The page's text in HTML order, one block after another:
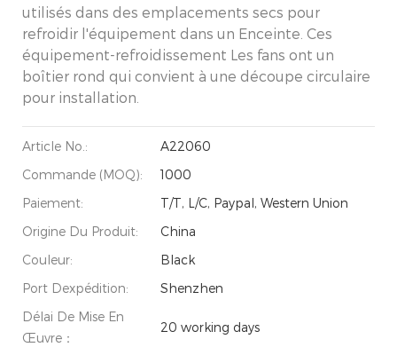
utilisés dans des emplacements secs pour
refroidir l'équipement dans un Enceinte. Ces
équipement-refroidissement Les fans ont un
boîtier rond qui convient à une découpe circulaire
pour installation.
Article No.:
A22060
Commande (MOQ):
1000
Paiement:
T/T, L/C, Paypal, Western Union
Origine Du Produit:
China
Couleur:
Black
Port Dexpédition:
Shenzhen
Délai De Mise En
Œuvre：
20 working days